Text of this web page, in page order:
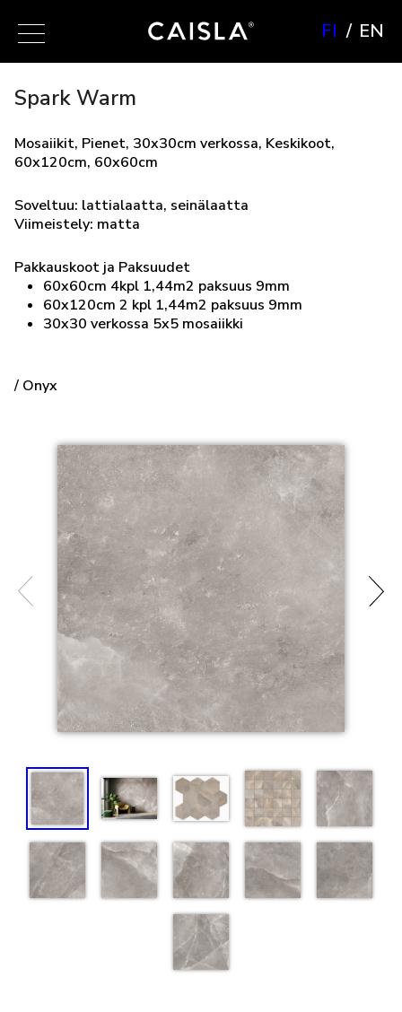
FI EN
Spark Warm
Mosaiikit, Pienet, 30x30cm verkossa, Keskikoot,
60x120cm, 60x60cm
Soveltuu: lattialaatta, seinälaatta
Viimeistely: matta
Pakkauskoot ja Paksuudet
60x60cm 4kpl 1,44m2 paksuus 9mm
60x120cm 2 kpl 1,44m2 paksuus 9mm
30x30 verkossa 5x5 mosaiikki
/ Onyx